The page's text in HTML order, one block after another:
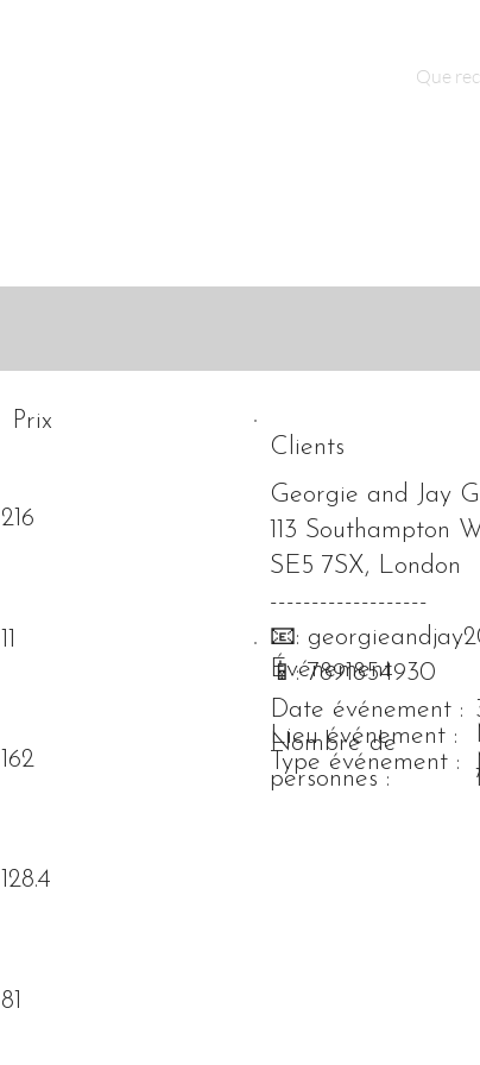
Prix
216
11
162
128.4
81
Clients
Georgie and Jay
113 Southampton
SE5 7SX, London
-------------------
📧:
📱: 7891854930
Événement
Nombre de
personnes :
Type événement :
Date événement :
Lieu événement :